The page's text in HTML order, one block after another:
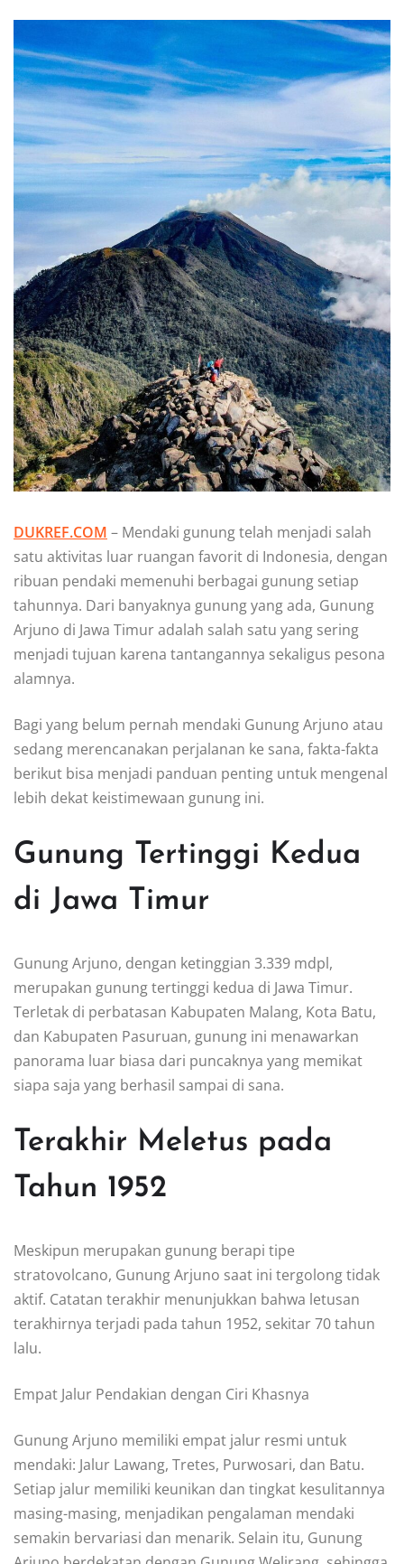
DUKREF.COM – Mendaki gunung telah menjadi salah
satu aktivitas luar ruangan favorit di Indonesia, dengan
ribuan pendaki memenuhi berbagai gunung setiap
tahunnya. Dari banyaknya gunung yang ada, Gunung
Arjuno di Jawa Timur adalah salah satu yang sering
menjadi tujuan karena tantangannya sekaligus pesona
alamnya.
Bagi yang belum pernah mendaki Gunung Arjuno atau
sedang merencanakan perjalanan ke sana, fakta-fakta
berikut bisa menjadi panduan penting untuk mengenal
lebih dekat keistimewaan gunung ini.
Gunung Tertinggi Kedua
di Jawa Timur
Gunung Arjuno, dengan ketinggian 3.339 mdpl,
merupakan gunung tertinggi kedua di Jawa Timur.
Terletak di perbatasan Kabupaten Malang, Kota Batu,
dan Kabupaten Pasuruan, gunung ini menawarkan
panorama luar biasa dari puncaknya yang memikat
siapa saja yang berhasil sampai di sana.
Terakhir Meletus pada
Tahun 1952
Meskipun merupakan gunung berapi tipe
stratovolcano, Gunung Arjuno saat ini tergolong tidak
aktif. Catatan terakhir menunjukkan bahwa letusan
terakhirnya terjadi pada tahun 1952, sekitar 70 tahun
lalu.
Empat Jalur Pendakian dengan Ciri Khasnya
Gunung Arjuno memiliki empat jalur resmi untuk
mendaki: Jalur Lawang, Tretes, Purwosari, dan Batu.
Setiap jalur memiliki keunikan dan tingkat kesulitannya
masing-masing, menjadikan pengalaman mendaki
semakin bervariasi dan menarik. Selain itu, Gunung